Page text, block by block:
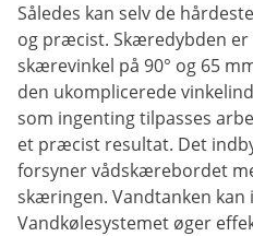
Således kan selv de
og præcist. Skæredybden er
skærevinkel på 90° og 65
den ukomplicerede
som ingenting tilpasses
et præcist resultat. Det
forsyner vådskærebordet
skæringen. Vandtanken kan
Vandkølesystemet øger